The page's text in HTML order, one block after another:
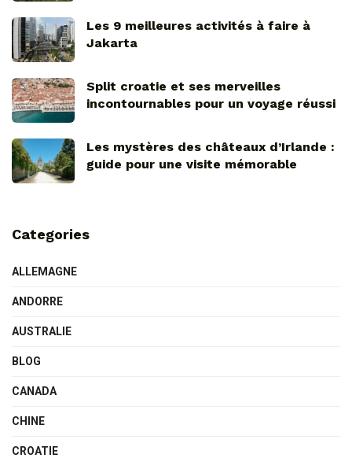
Les 9 meilleures activités à faire à
Jakarta
Split croatie et ses merveilles
incontournables pour un voyage réussi
Les mystères des châteaux d’Irlande :
guide pour une visite mémorable
Categories
ALLEMAGNE
ANDORRE
AUSTRALIE
BLOG
CANADA
CHINE
CROATIE